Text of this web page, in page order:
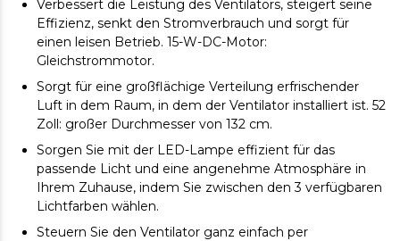
Verbessert die Leistung des Ventilators, steigert seine
Effizienz, senkt den Stromverbrauch und sorgt für
einen leisen Betrieb. 15-W-DC-Motor:
Gleichstrommotor.
Sorgt für eine großflächige Verteilung erfrischender
Luft in dem Raum, in dem der Ventilator installiert ist. 52
Zoll: großer Durchmesser von 132 cm.
Sorgen Sie mit der LED-Lampe effizient für das
passende Licht und eine angenehme Atmosphäre in
Ihrem Zuhause, indem Sie zwischen den 3 verfügbaren
Lichtfarben wählen.
Steuern Sie den Ventilator ganz einfach per